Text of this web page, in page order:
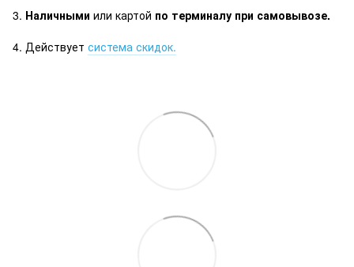
3. Наличными или картой по терминалу при самовывозе.
4. Действует система скидок.